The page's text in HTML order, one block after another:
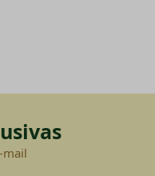
mail